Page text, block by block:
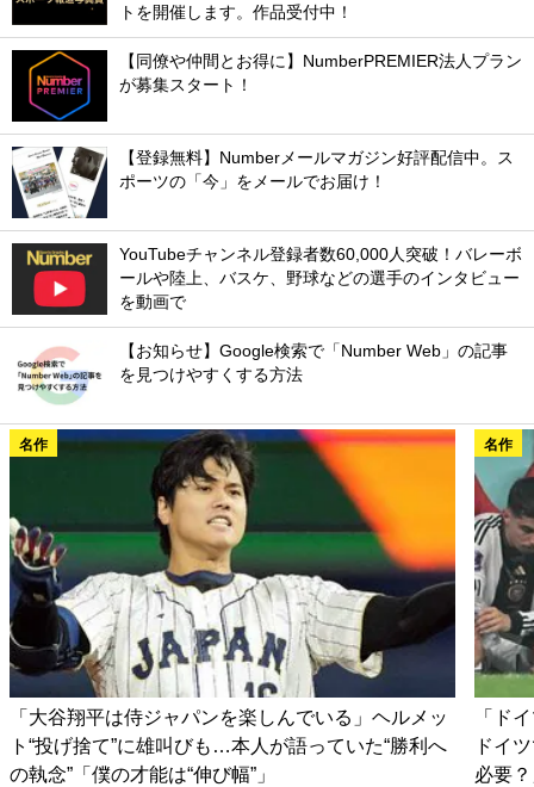
トを開催します。作品受付中！
【同僚や仲間とお得に】NumberPREMIER法人プラン
が募集スタート！
【登録無料】Numberメールマガジン好評配信中。ス
ポーツの「今」をメールでお届け！
YouTubeチャンネル登録者数60,000人突破！バレーボ
ールや陸上、バスケ、野球などの選手のインタビュー
を動画で
【お知らせ】Google検索で「Number Web」の記事
を見つけやすくする方法
名作
「大谷翔平は侍ジャパンを楽しんでいる」ヘルメッ
ト“投げ捨て”に雄叫びも…本人が語っていた“勝利へ
の執念”「僕の才能は“伸び幅”」
名作
「ド
ドイ
必要